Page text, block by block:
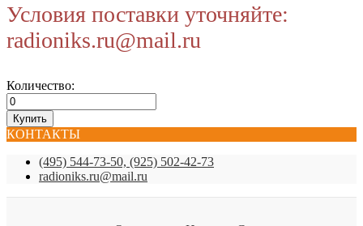
Условия поставки уточняйте:
radioniks.ru@mail.ru
Количество:
КОНТАКТЫ
(495) 544-73-50, (925) 502-42-73
radioniks.ru@mail.ru